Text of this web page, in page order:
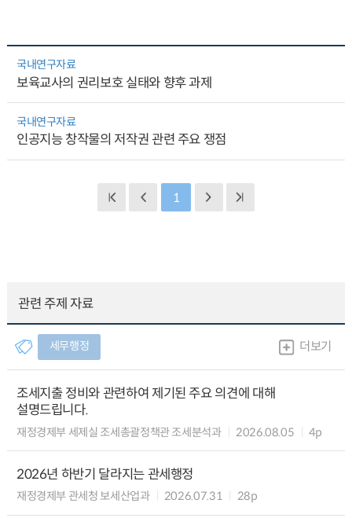
국내연구자료
보육교사의 권리보호 실태와 향후 과제
국내연구자료
인공지능 창작물의 저작권 관련 주요 쟁점
1
관련 주제 자료
세무행정 더보기
조세지출 정비와 관련하여 제기된 주요 의견에 대해
설명드립니다.
재정경제부 세제실 조세총괄정책관 조세분석과 2026.08.05 4p
2026년 하반기 달라지는 관세행정
재정경제부 관세청 보세산업과 2026.07.31 28p